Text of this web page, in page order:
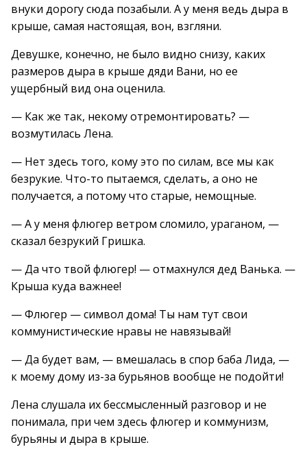
внуки дорогу сюда позабыли. А у меня ведь дыра в
крыше, самая настоящая, вон, взгляни.
Девушке, конечно, не было видно снизу, каких
размеров дыра в крыше дяди Вани, но ее
ущербный вид она оценила.
— Как же так, некому отремонтировать? —
возмутилась Лена.
— Нет здесь того, кому это по силам, все мы как
безрукие. Что-то пытаемся, сделать, а оно не
получается, а потому что старые, немощные.
— А у меня флюгер ветром сломило, ураганом, —
сказал безрукий Гришка.
— Да что твой флюгер! — отмахнулся дед Ванька. —
Крыша куда важнее!
— Флюгер — символ дома! Ты нам тут свои
коммунистические нравы не навязывай!
— Да будет вам, — вмешалась в спор баба Лида, —
к моему дому из-за бурьянов вообще не подойти!
Лена слушала их бессмысленный разговор и не
понимала, при чем здесь флюгер и коммунизм,
бурьяны и дыра в крыше.